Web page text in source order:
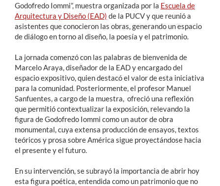
Godofredo Iommi”, muestra organizada por la Escuela de
Arquitectura y Diseño (EAD) de la PUCV y que reunió a
asistentes que conocieron las obras, generando un espacio
de diálogo en torno al diseño, la poesía y el patrimonio.
La jornada comenzó con las palabras de bienvenida de
Marcelo Araya, diseñador de la EAD y encargado del
espacio expositivo, quien destacó el valor de esta iniciativa
para la comunidad. Posteriormente, el profesor Manuel
Sanfuentes, a cargo de la muestra, ofreció una reflexión
que permitió contextualizar la exposición, relevando la
figura de Godofredo Iommi como un autor de obra
monumental, cuya extensa producción de ensayos, textos
teóricos y prosa sobre América sigue proyectándose hacia
el presente y el futuro.
En su intervención, se subrayó la importancia de abrir hoy
esta figura poética, entendida como un patrimonio que no